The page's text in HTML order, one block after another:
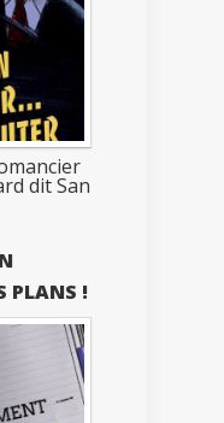
dit San
PLANS !